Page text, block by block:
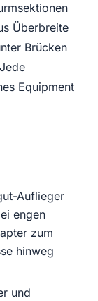
Überbreite
Brücken
Equipment
Auflieger
engen
zum
hinweg
und